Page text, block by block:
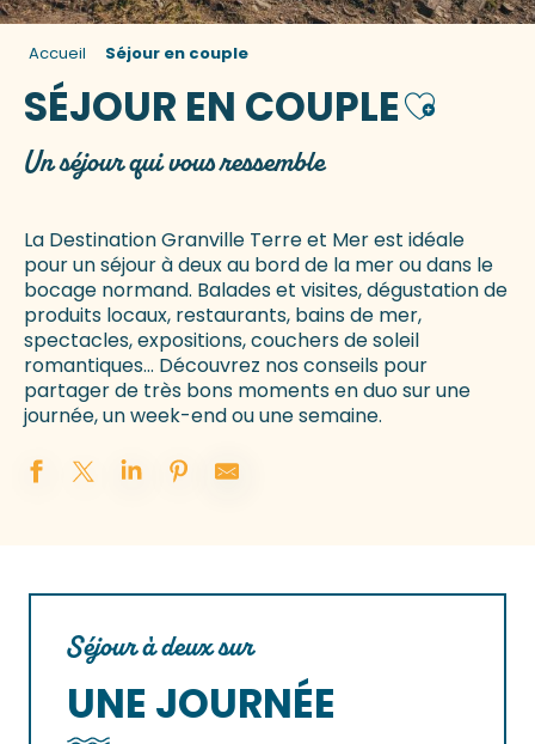
Accueil Séjour en couple
SÉJOUR EN COUPLE Ajouter
Un séjour qui vous ressemble
La Destination Granville Terre et Mer est idéale
pour un séjour à deux au bord de la mer ou dans le
bocage normand. Balades et visites, dégustation de
produits locaux, restaurants, bains de mer,
spectacles, expositions, couchers de soleil
romantiques… Découvrez nos conseils pour
partager de très bons moments en duo sur une
journée, un week-end ou une semaine.
Séjour à deux sur
UNE JOURNÉE